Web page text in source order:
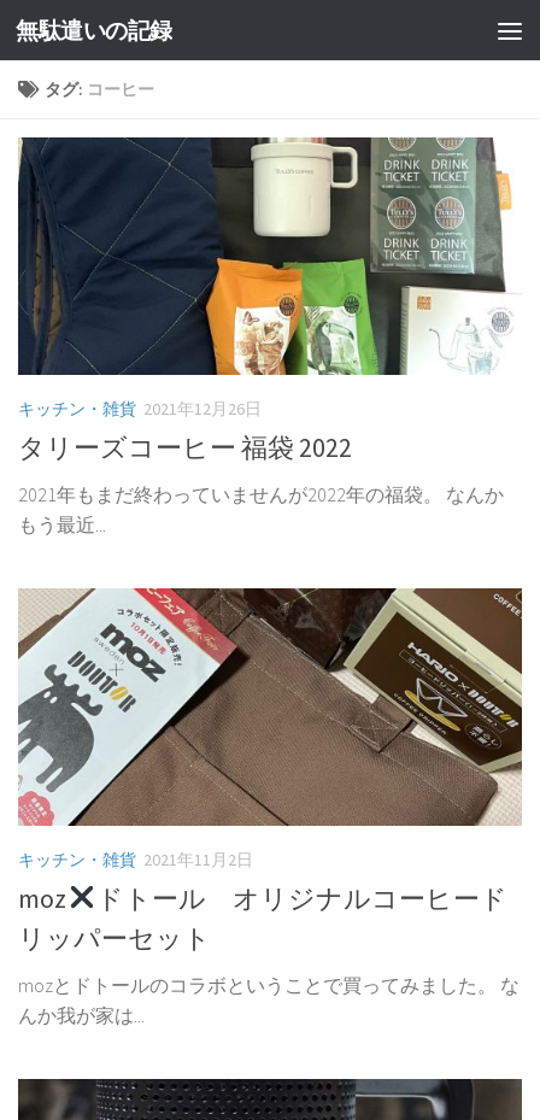
コンテンツへスキップ
無駄遣いの記録
タグ: コーヒー
キッチン・雑貨 2021年12月26日
タリーズコーヒー 福袋 2022
2021年もまだ終わっていませんが2022年の福袋。 なんか
もう最近...
キッチン・雑貨 2021年11月2日
moz
ドトール オリジナルコーヒード
リッパーセット
mozとドトールのコラボということで買ってみました。 な
んか我が家は...